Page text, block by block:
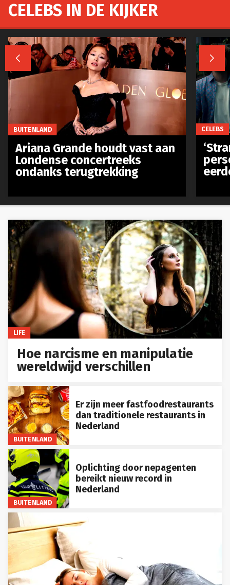
LIFE
Hoe narcisme en manipulatie
wereldwijd verschillen
BUITENLAND
Er zijn meer fastfoodrestaurants
dan traditionele restaurants in
Nederland
BUITENLAND
Oplichting door nepagenten
bereikt nieuw record in
Nederland
CELEBS IN DE KIJKER
 
BUITENLAND
Ariana Grande houdt vast aan
Londense concertreeks
ondanks terugtrekking
CELEBS